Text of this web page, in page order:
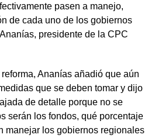
pasen a manejo,
de cada uno de los gobiernos
presidente de la CPC
Ananías añadió que aún
que se deben tomar y dijo
de detalle porque no se
serán los fondos, qué porcentaje
manejar los gobiernos regionales